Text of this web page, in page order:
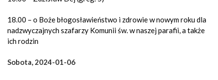
18.00 – o Boże błogosławieństwo i zdrowie w nowym roku dla
nadzwyczajnych szafarzy Komunii św. w naszej parafii, a także
ich rodzin
Sobota, 2024-01-06